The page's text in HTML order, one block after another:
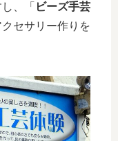
、「 ビーズ手芸
セサリー作りを